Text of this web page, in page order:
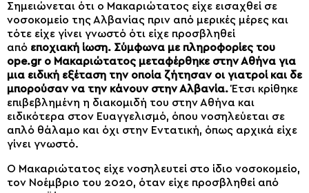
Σημειώνεται ότι ο Μακαριώτατος είχε εισαχθεί σε
νοσοκομείο της Αλβανίας πριν από μερικές μέρες και
τότε είχε γίνει γνωστό ότι είχε προσβληθεί
από εποχιακή ίωση. Σύμφωνα με πληροφορίες του
ope.gr ο Μακαριώτατος μεταφέρθηκε στην Αθήνα για
μια ειδική εξέταση την οποία ζήτησαν οι γιατροί και δε
μπορούσαν να την κάνουν στην Αλβανία.Έτσι κρίθηκε
επιβεβλημένη η διακομιδή του στην Αθήνα και
ειδικότερα στον Ευαγγελισμό, όπου νοσηλεύεται σε
απλό θάλαμο και όχι στην Εντατική, όπως αρχικά είχε
γίνει γνωστό.
Ο Μακαριώτατος είχε νοσηλευτεί στο ίδιο νοσοκομείο,
τον Νοέμβριο του 2020, όταν είχε προσβληθεί από